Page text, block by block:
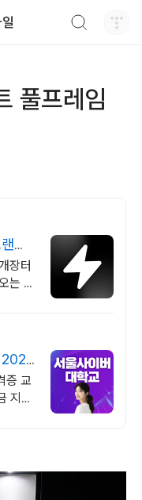
풀프레임
드
장터
는 전
2026
증 교
지급